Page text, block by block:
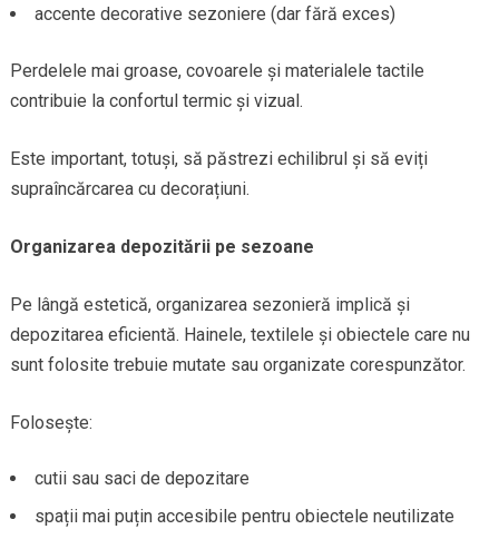
accente decorative sezoniere (dar fără exces)
Perdelele mai groase, covoarele și materialele tactile
contribuie la confortul termic și vizual.
Este important, totuși, să păstrezi echilibrul și să eviți
supraîncărcarea cu decorațiuni.
Organizarea depozitării pe sezoane
Pe lângă estetică, organizarea sezonieră implică și
depozitarea eficientă. Hainele, textilele și obiectele care nu
sunt folosite trebuie mutate sau organizate corespunzător.
Folosește:
cutii sau saci de depozitare
spații mai puțin accesibile pentru obiectele neutilizate